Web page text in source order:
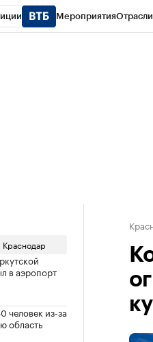
МероприятияОтрасли
Краснодар
в аэропорт
человек из-за
область